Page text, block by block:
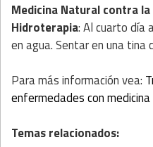
Medicina Naturalcontra
Hidroterapia: Al cuarto día
en agua. Sentar en una tina
Para más información vea:
enfermedades con
Temas relacionados: